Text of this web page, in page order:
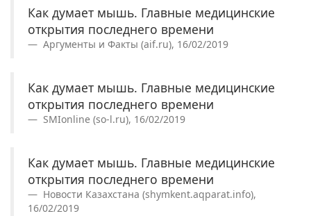
Как думает мышь. Главные медицинские
открытия последнего времени
Аргументы и Факты (aif.ru), 16/02/2019
Как думает мышь. Главные медицинские
открытия последнего времени
SMIonline (so-l.ru), 16/02/2019
Как думает мышь. Главные медицинские
открытия последнего времени
Новости Казахстана (shymkent.aqparat.info),
16/02/2019